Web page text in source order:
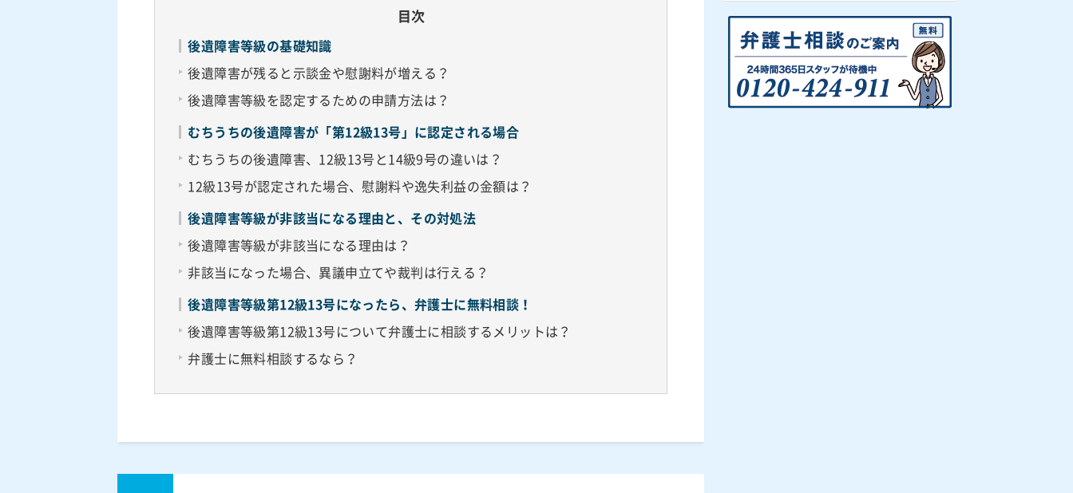
目次
後遺障害等級の基礎知識
後遺障害が残ると示談金や慰謝料が増える？
後遺障害等級を認定するための申請方法は？
むちうちの後遺障害が「第12級13号」に認定される場合
むちうちの後遺障害、12級13号と14級9号の違いは？
12級13号が認定された場合、慰謝料や逸失利益の金額は？
後遺障害等級が非該当になる理由と、その対処法
後遺障害等級が非該当になる理由は？
非該当になった場合、異議申立てや裁判は行える？
後遺障害等級第12級13号になったら、弁護士に無料相談！
後遺障害等級第12級13号について弁護士に相談するメリットは？
弁護士に無料相談するなら？